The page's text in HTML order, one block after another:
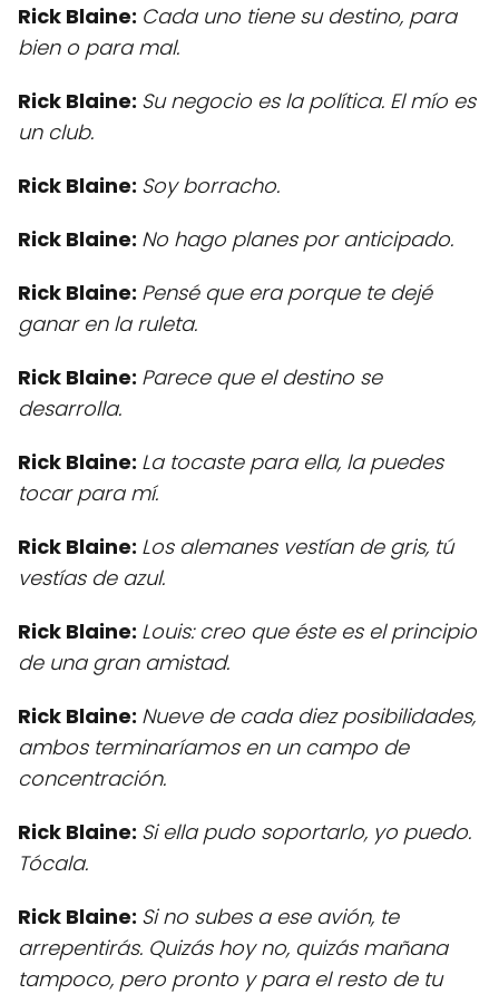
Rick Blaine: Cada uno tiene su destino, para
bien o para mal.
Rick Blaine: Su negocio es la política. El mío es
un club.
Rick Blaine: Soy borracho.
Rick Blaine: No hago planes por anticipado.
Rick Blaine: Pensé que era porque te dejé
ganar en la ruleta.
Rick Blaine: Parece que el destino se
desarrolla.
Rick Blaine: La tocaste para ella, la puedes
tocar para mí.
Rick Blaine: Los alemanes vestían de gris, tú
vestías de azul.
Rick Blaine: Louis: creo que éste es el principio
de una gran amistad.
Rick Blaine: Nueve de cada diez posibilidades,
ambos terminaríamos en un campo de
concentración.
Rick Blaine: Si ella pudo soportarlo, yo puedo.
Tócala.
Rick Blaine: Si no subes a ese avión, te
arrepentirás. Quizás hoy no, quizás mañana
tampoco, pero pronto y para el resto de tu